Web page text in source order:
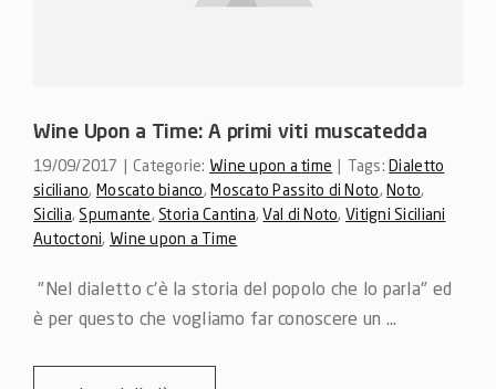
Wine Upon a Time: A primi viti muscatedda
19/09/2017 | Categorie: Wine upon a time | Tags:Dialetto
siciliano, Moscato bianco,Moscato Passito di Noto,Noto,
Sicilia,Spumante,Storia Cantina,Val di Noto,Vitigni Siciliani
Autoctoni, Wine upon a Time
"Nel dialetto c'è la storia del popolo che lo parla" ed
è per questo che vogliamo far conoscere un ...